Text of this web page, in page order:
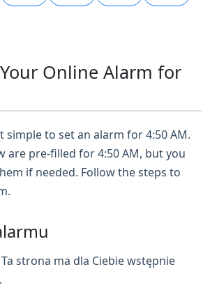
Online Alarm for
simple to set an alarm for 4:50 AM.
are pre-filled for 4:50 AM, but you
if needed. Follow the steps to
Ta strona ma dla Ciebie wstępnie